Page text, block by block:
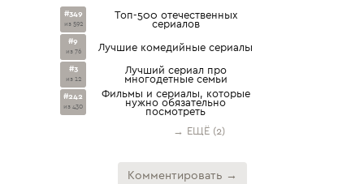
#349
из 592
Топ-500 отечественных
сериалов
#9
из 76 Лучшие комедийные сериалы
#3
из 12
Лучший сериал про
многодетные семьи
#242
из 430
Фильмы и сериалы, которые
нужно обязательно
посмотреть
→ ЕЩЁ (2)
Комментировать →